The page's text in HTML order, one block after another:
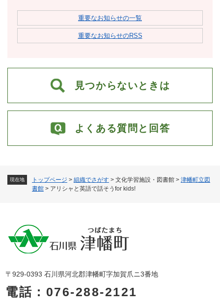
現在地 トップページ > 組織でさがす > 文化学習施設・図書館 > 津幡町立図
書館 > アリシャと英語で話そうfor kids!
重要なお知らせの一覧
重要なお知らせのRSS
見つからないときは
よくある質問と回答
〒929-0393 石川県河北郡津幡町字加賀爪ニ3番地
電話：076-288-2121